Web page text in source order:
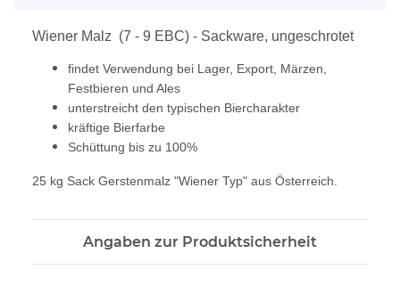
Wiener Malz (7 - 9 EBC) - Sackware, ungeschrotet
findet Verwendung bei Lager, Export, Märzen,
Festbieren und Ales
unterstreicht den typischen Biercharakter
kräftige Bierfarbe
Schüttung bis zu 100%
25 kg Sack Gerstenmalz "Wiener Typ" aus Österreich.
Angaben zur Produktsicherheit